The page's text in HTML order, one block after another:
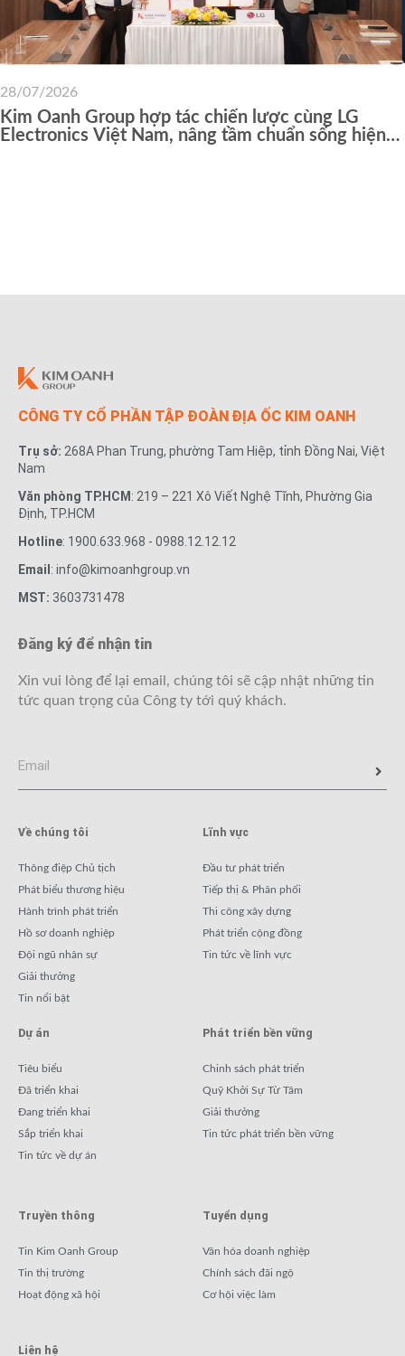
Kim Oanh Group hợp tác chiến lược cùng LG
Electronics Việt Nam, nâng tầm chuẩn sống hiện
28/07/2026
CÔNG TY CỔ PHẦN TẬP ĐOÀN ĐỊA ỐC KIM OANH
Trụ sở: 268A Phan Trung, phường Tam Hiệp, tỉnh Đồng Nai, Việt
Nam
Văn phòng TP.HCM : 219 – 221 Xô Viết Nghệ Tĩnh, Phường Gia
Định, TP.HCM
Hotline: 1900.633.968 - 0988.12.12.12
Email : info@kimoanhgroup.vn
MST: 3603731478
Đăng ký để nhận tin
Xin vui lòng để lại email, chúng tôi sẽ cập nhật những tin
tức quan trọng của Công ty tới quý khách.
Về chúng tôi
Thông điệp Chủ tịch
Phát biểu thương hiệu
Hành trình phát triển
Hồ sơ doanh nghiệp
Đội ngũ nhân sự
Giải thưởng
Tin nổi bật
Lĩnh vực
Đầu tư phát triển
Tiếp thị & Phân phối
Thi công xây dựng
Phát triển cộng đồng
Tin tức về lĩnh vực
Dự án
Tiêu biểu
Đã triển khai
Đang triển khai
Sắp triển khai
Tin tức về dự án
Phát triển bền vững
Chinh sách phát triển
Quỹ Khởi Sự Từ Tâm
Giải thưởng
Tin tức phát triển bền vững
Truyền thông
Tin Kim Oanh Group
Tin thị trường
Hoạt động xã hội
Tuyển dụng
Văn hóa doanh nghiệp
Chính sách đãi ngộ
Cơ hội việc làm
Liên hệ